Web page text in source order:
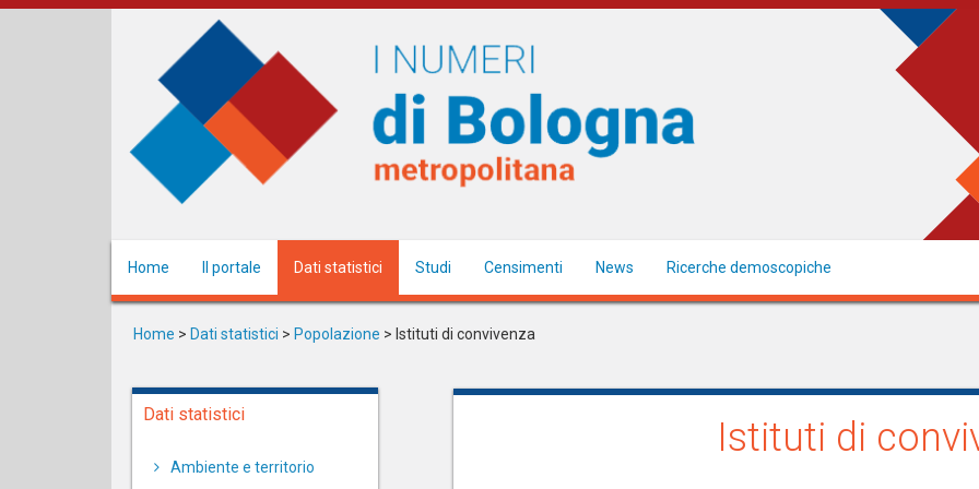
Salta
Home Il portale Dati statistici Studi Censimenti News Ricerche demoscopiche
Home > Dati statistici > Popolazione > Istituti di convivenza
Dati statistici
Ambiente e territorio
Istituti di